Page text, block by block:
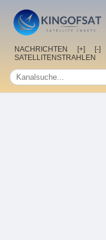
NACHRICHTEN [+] [-]
SATELLITENSTRAHLEN